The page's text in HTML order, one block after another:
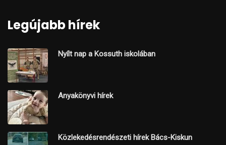
Legújabb hírek
Nyílt nap a Kossuth iskolában
Anyakönyvi hírek
Közlekedésrendészeti hírek Bács-Kiskun